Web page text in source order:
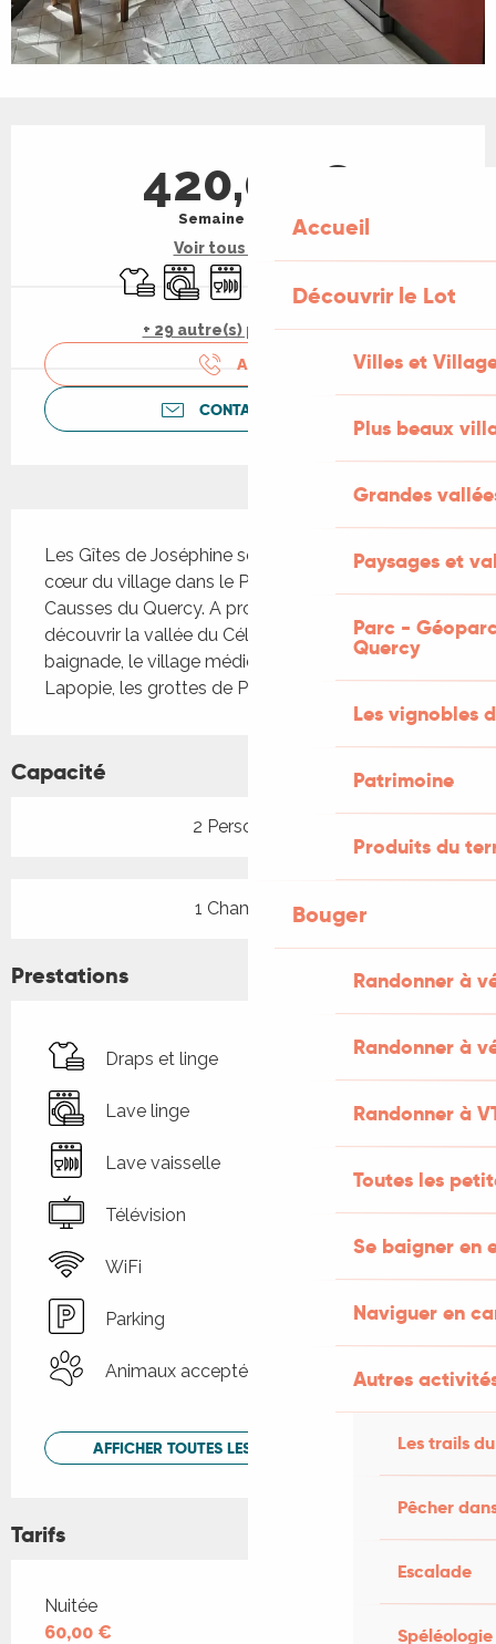
Accueil
Découvrir le Lot
Villes et
Plus beaux
Grandes
Paysages et
Parc -
Quercy
Les vignobles
Patrimoine
Produits du
Bouger
Randonner à
Randonner à
Randonner à
Toutes les
Se baigner en
Naviguer en
Autres
Les trails
Pêcher
Escalade
Spéléologie
420,00 €
Semaine (meublé)
Voir tous les tarifs
Draps et linge
Lave lingeLave vaisselle
+ 29 autre(s) prestation(s)
APPELER
CONTACTEZ-NOUS
Les Gîtes de Joséphine sont situés à Blars, au
cœur du village dans le Parc Naturel Régional des
Causses du Quercy. A proximité du gîte, venez
découvrir la vallée du Célé et ses aires de
baignade, le village médiéval de Saint-Cirq-
Lapopie, les grottes de Pech Merle, Rocamadour...
Capacité
2 Personne(s)
1 Chambre(s)
Prestations
Draps et linge
Lave linge
Lave vaisselle
Télévision
WiFi
Parking
Animaux acceptés
AFFICHER TOUTES LES PRESTATIONS
Tarifs
Tarifs 2026
Nuitée
60,00 €